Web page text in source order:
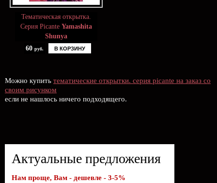
Тематическая открытка.
Серия Picante Yamashita
Shunya
60 руб. В КОРЗИНУ
Можно купить тематические открытки. серия picante на заказ со
своим рисунком
если не нашлось ничего подходящего.
Актуальные предложения
Нам проще, Вам - дешевле - 3-5%